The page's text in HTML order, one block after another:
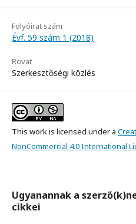
Folyóirat szám
Évf. 59 szám 1 (2018)
Rovat
Szerkesztőségi közlés
This work is licensed under a
NonCommercial 4.0 International
Ugyanannak a
cikkei